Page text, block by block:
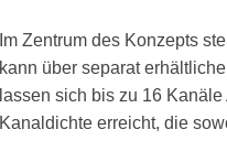
Im Zentrum des Konzepts
kann über separat
lassen sich bis zu 16
Kanaldichte erreicht, die